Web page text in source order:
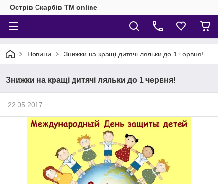
Острів Скарбів TM online
Новини Знижки на кращі дитячі ляльки до 1 червня!
Знижки на кращі дитячі ляльки до 1 червня!
22.05.2017